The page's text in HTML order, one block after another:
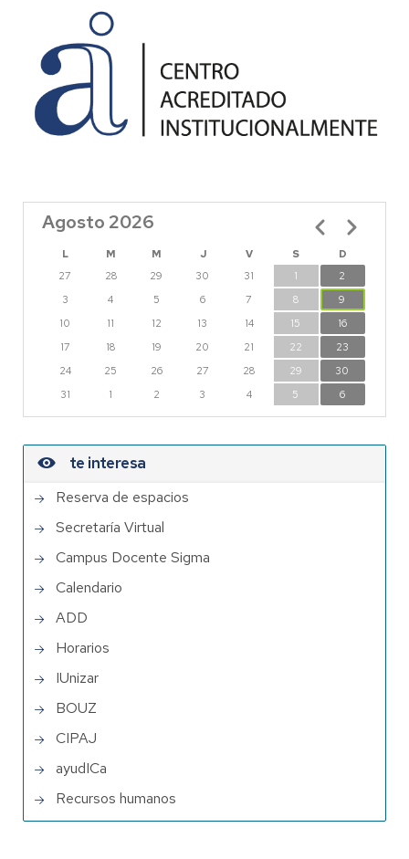
Agosto 2026
L M M J V S
D
27
28 29 30 31 1
2
3
4 5 6 7 8
9
10
11 12 13 14 15
16
17
18 19 20 21 22
23
24
25 26 27 28 29
30
31
1 2 3 4 5 6
Paginación
te interesa
Reserva de espacios
Secretaría Virtual
Campus Docente Sigma
Calendario
ADD
Horarios
IUnizar
BOUZ
CIPAJ
ayudICa
Recursos humanos